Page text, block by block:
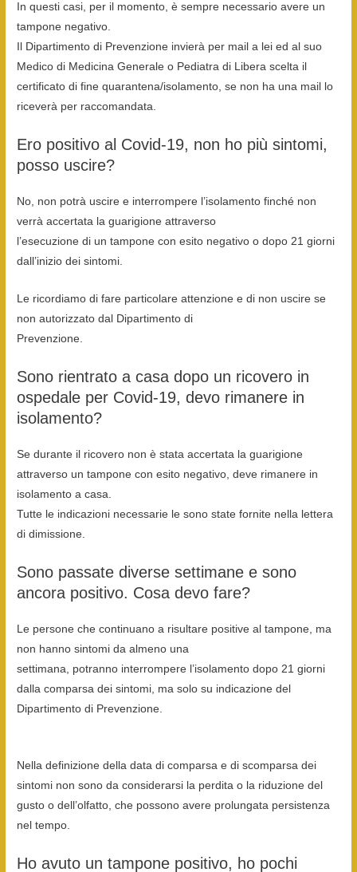
In questi casi, per il momento, è sempre necessario avere un
tampone negativo.
Il Dipartimento di Prevenzione invierà per mail a lei ed al suo
Medico di Medicina Generale o Pediatra di Libera scelta il
certificato di fine quarantena/isolamento, se non ha una mail lo
riceverà per raccomandata.
Ero positivo al Covid-19, non ho più sintomi,
posso uscire?
No, non potrà uscire e interrompere l’isolamento finché non
verrà accertata la guarigione attraverso
l’esecuzione di un tampone con esito negativo o dopo 21 giorni
dall’inizio dei sintomi.
Le ricordiamo di fare particolare attenzione e di non uscire se
non autorizzato dal Dipartimento di
Prevenzione.
Sono rientrato a casa dopo un ricovero in
ospedale per Covid-19, devo rimanere in
isolamento?
Se durante il ricovero non è stata accertata la guarigione
attraverso un tampone con esito negativo, deve rimanere in
isolamento a casa.
Tutte le indicazioni necessarie le sono state fornite nella lettera
di dimissione.
Sono passate diverse settimane e sono
ancora positivo. Cosa devo fare?
Le persone che continuano a risultare positive al tampone, ma
non hanno sintomi da almeno una
settimana, potranno interrompere l’isolamento dopo 21 giorni
dalla comparsa dei sintomi, ma solo su indicazione del
Dipartimento di Prevenzione.
Nella definizione della data di comparsa e di scomparsa dei
sintomi non sono da considerarsi la perdita o la riduzione del
gusto o dell’olfatto, che possono avere prolungata persistenza
nel tempo.
Ho avuto un tampone positivo, ho pochi